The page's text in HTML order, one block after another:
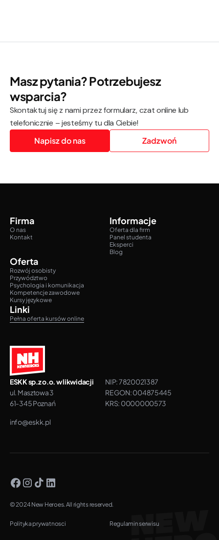
Masz pytania? Potrzebujesz
wsparcia?
Skontaktuj się z nami przez formularz, czat online lub
telefonicznie – jesteśmy tu dla Ciebie!
Napisz do nas
Zadzwoń
ESKK sp.z o.o. w likwidacji
ul. Masztowa 3
61-345 Poznań
NIP: 7820021387
REGON: 004875445
KRS: 0000000573
info@eskk.pl
Firma
O nas
Kontakt
Informacje
Oferta dla firm
Panel studenta
Eksperci
Blog
Oferta
Rozwój osobisty
Przywództwo
Psychologia i komunikacja
Kompetencje zawodowe
Kursy językowe
Linki
Pełna oferta kursów online
© 2024 New Heroes. All rights reserved.
Polityka prywatnosci Regulamin serwisu